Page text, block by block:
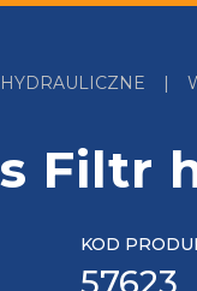
|
Filtr
KOD
57623